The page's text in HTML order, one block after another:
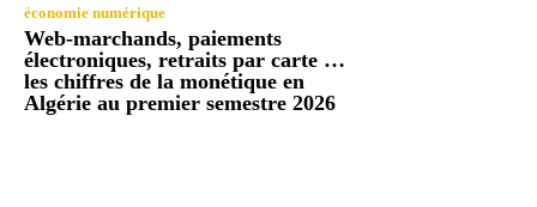
économie numérique
Web-marchands, paiements
électroniques, retraits par carte …
les chiffres de la monétique en
Algérie au premier semestre 2026